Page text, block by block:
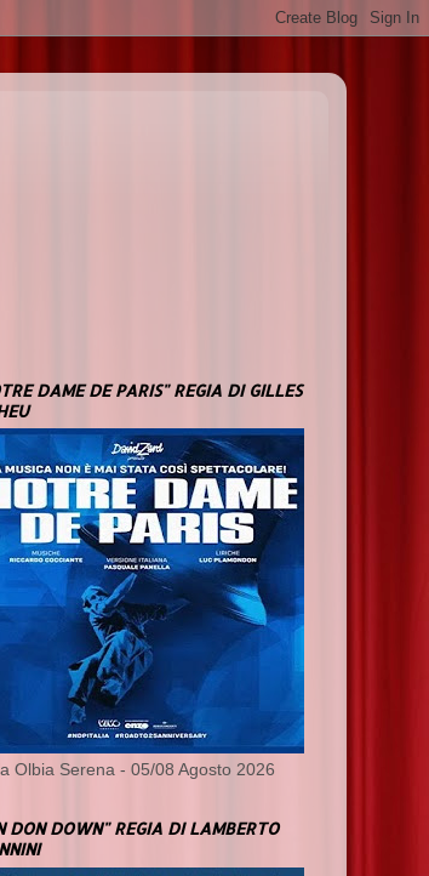
DAME DE PARIS" REGIA DI GILLES
Olbia Serena - 05/08 Agosto 2026
DON DOWN" REGIA DI LAMBERTO